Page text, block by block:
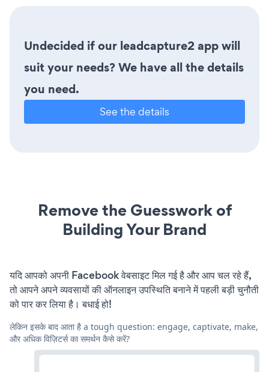
Undecided if our leadcapture2 app will
suit your needs? We have all the details
you need.
See the details
Remove the Guesswork of
Building Your Brand
यदि आपको अपनी Facebook वेबसाइट मिल गई है और आप चल रहे हैं,
तो आपने अपने व्यवसायों की ऑनलाइन उपस्थिति बनाने में पहली बड़ी चुनौती
को पार कर लिया है। बधाई हो!
लेकिन इसके बाद आता है a tough question: engage, captivate, make,
और अधिक विज़िटर्स का समर्थन कैसे करें?